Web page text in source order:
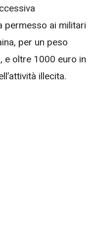
permesso ai militari
per un peso
e oltre 1000 euro in
illecita.